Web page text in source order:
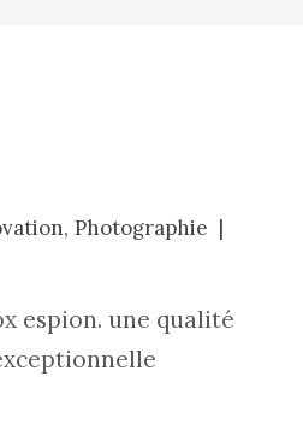
, Photographie
espion. une qualité